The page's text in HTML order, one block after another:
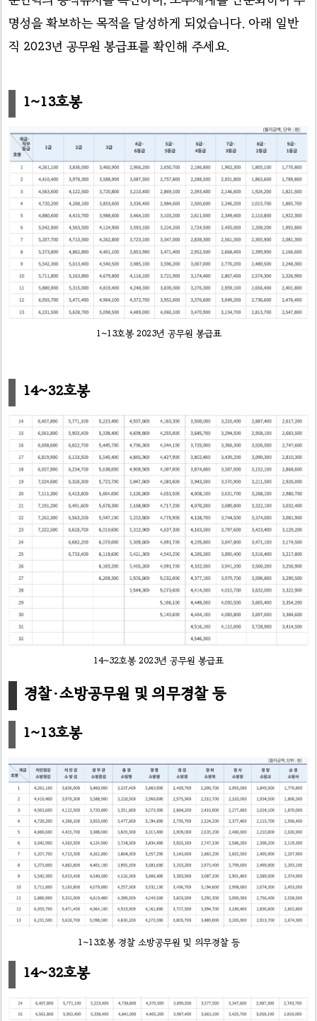
명성을 확보하는 목적을 달성하게 되었습니다. 아래 일반
직 2023년 공무원 봉급표를 확인해 주세요.
1~13호봉
1~13호봉 2023년 공무원 봉급표
14~32호봉
14~32호봉 2023년 공무원 봉급표
경찰·소방공무원 및 의무경찰 등
1~13호봉
1~13호봉 경찰 소방공무원 및 의무경찰 등
14~32호봉